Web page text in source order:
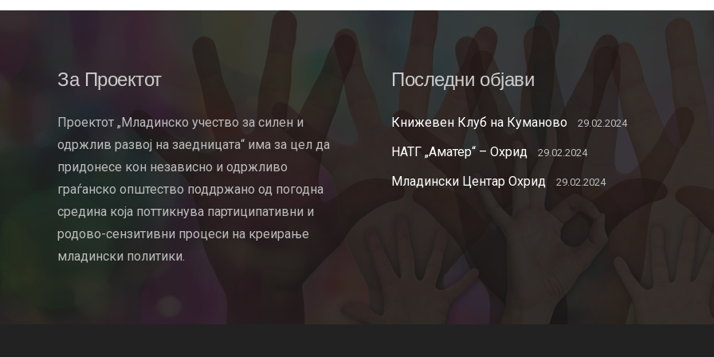
За Проектот
Проектот „Младинско учество за силен и
одржлив развој на заедницата“ има за цел да
придонесе кон независно и одржливо
граѓанско општество поддржано од погодна
средина која поттикнува партиципативни и
родово-сензитивни процеси на креирање
младински политики.
Последни објави
Книжевен Клуб на Куманово 29.02.2024
НАТГ „Аматер“ – Охрид 29.02.2024
Младински Центар Охрид 29.02.2024